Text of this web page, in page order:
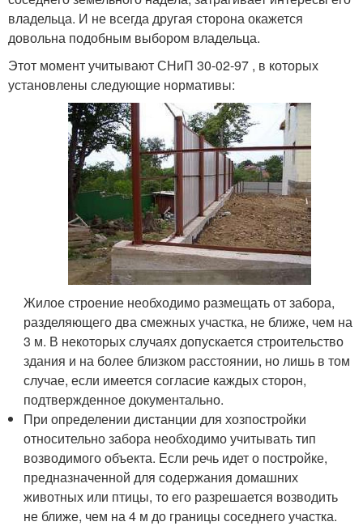
владельца. И не всегда другая сторона окажется
довольна подобным выбором владельца.
Этот момент учитывают СНиП 30-02-97 , в которых
установлены следующие нормативы:
Жилое строение необходимо размещать от забора,
разделяющего два смежных участка, не ближе, чем на
3 м. В некоторых случаях допускается строительство
здания и на более близком расстоянии, но лишь в том
случае, если имеется согласие каждых сторон,
подтвержденное документально.
При определении дистанции для хозпостройки
относительно забора необходимо учитывать тип
возводимого объекта. Если речь идет о постройке,
предназначенной для содержания домашних
животных или птицы, то его разрешается возводить
не ближе, чем на 4 м до границы соседнего участка.